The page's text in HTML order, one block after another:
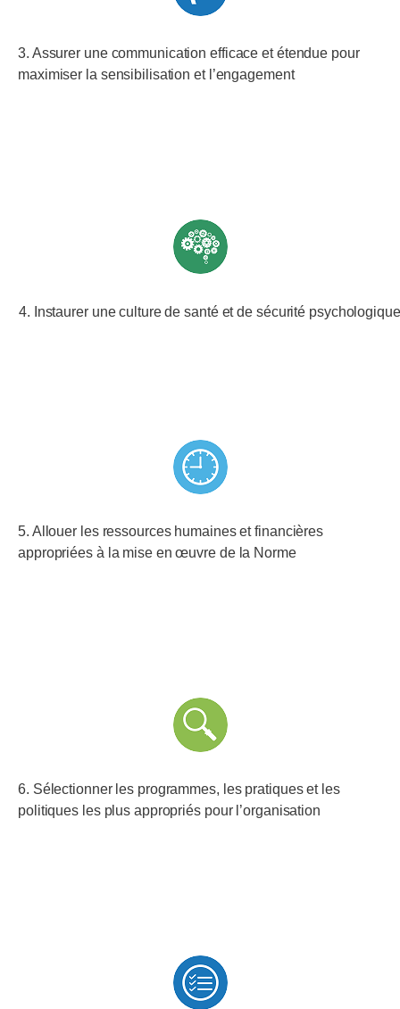
3. Assurer une communication efficace et étendue pour
maximiser la sensibilisation et l’engagement
4. Instaurer une culture de santé et de sécurité
5. Allouer les ressources humaines et financières
appropriées à la mise en œuvre de la Norme
6. Sélectionner les programmes, les pratiques et les
politiques les plus appropriés pour l’organisation